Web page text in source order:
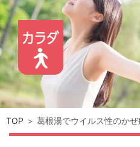
TOP ＞ 葛根湯でウイルス性のか